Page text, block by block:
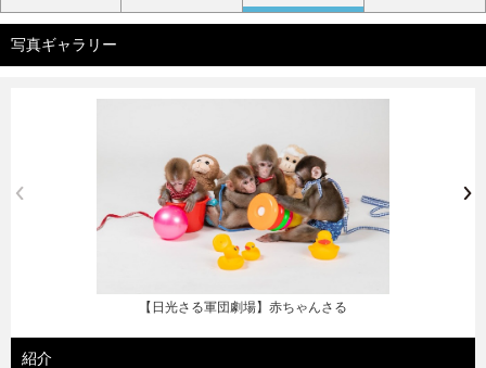
写真ギャラリー
【日光さる軍団劇場】スポーツスタジアム
紹介